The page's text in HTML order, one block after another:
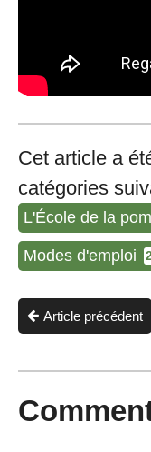
Cet article a
catégories
L'École de la
Modes d'emploi
Article précédent